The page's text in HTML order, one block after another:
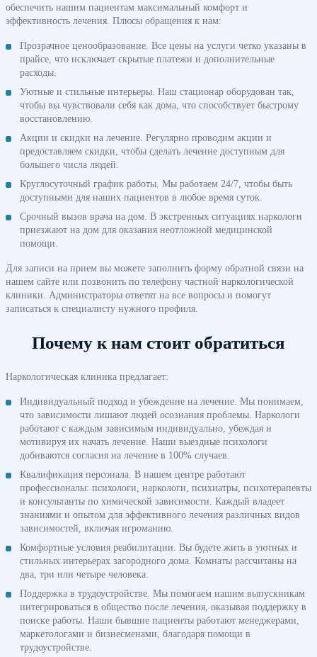
обеспечить нашим пациентам максимальный комфорт и
эффективность лечения. Плюсы обращения к нам:
Прозрачное ценообразование. Все цены на услуги четко указаны в
прайсе, что исключает скрытые платежи и дополнительные
расходы.
Уютные и стильные интерьеры. Наш стационар оборудован так,
чтобы вы чувствовали себя как дома, что способствует быстрому
восстановлению.
Акции и скидки на лечение. Регулярно проводим акции и
предоставляем скидки, чтобы сделать лечение доступным для
большего числа людей.
Круглосуточный график работы. Мы работаем 24/7, чтобы быть
доступными для наших пациентов в любое время суток.
Срочный вызов врача на дом. В экстренных ситуациях наркологи
приезжают на дом для оказания неотложной медицинской
помощи.
Для записи на прием вы можете заполнить форму обратной связи на
нашем сайте или позвонить по телефону частной наркологической
клиники. Администраторы ответят на все вопросы и помогут
записаться к специалисту нужного профиля.
Почему к нам стоит обратиться
Наркологическая клиника предлагает:
Индивидуальный подход и убеждение на лечение. Мы понимаем,
что зависимости лишают людей осознания проблемы. Наркологи
работают с каждым зависимым индивидуально, убеждая и
мотивируя их начать лечение. Наши выездные психологи
добиваются согласия на лечение в 100% случаев.
Квалификация персонала. В нашем центре работают
профессионалы: психологи, наркологи, психиатры, психотерапевты
и консультанты по химической зависимости. Каждый владеет
знаниями и опытом для эффективного лечения различных видов
зависимостей, включая игроманию.
Комфортные условия реабилитации. Вы будете жить в уютных и
стильных интерьерах загородного дома. Комнаты рассчитаны на
два, три или четыре человека.
Поддержка в трудоустройстве. Мы помогаем нашим выпускникам
интегрироваться в общество после лечения, оказывая поддержку в
поиске работы. Наши бывшие пациенты работают менеджерами,
маркетологами и бизнесменами, благодаря помощи в
трудоустройстве.